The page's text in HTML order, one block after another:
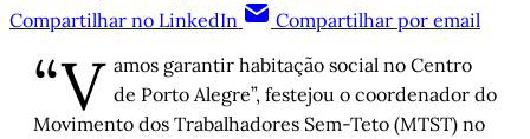
Compartilhar no LinkedIn
Compartilhar por email
“V amos garantir habitação social no Centro
de Porto Alegre”, festejou o coordenador do
Movimento dos Trabalhadores Sem-Teto (MTST) no